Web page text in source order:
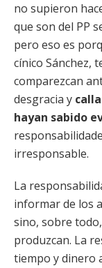
no supieron
que son del PP
pero eso es
cínico Sánchez,
comparezcan
desgracia y
hayan sabido
irresponsable.
La
informar de los
sino, sobre
produzcan. La
tiempo y dinero